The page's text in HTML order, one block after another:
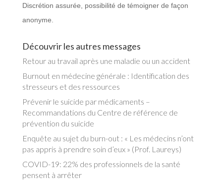
Discrétion assurée, possibilité de témoigner de façon
anonyme.
Découvrir les autres messages
Retour au travail après une maladie ou un accident
Burnout en médecine générale : Identification des
stresseurs et des ressources
Prévenir le suicide par médicaments –
Recommandations du Centre de référence de
prévention du suicide
Enquête au sujet du burn-out : « Les médecins n’ont
pas appris à prendre soin d’eux » (Prof. Laureys)
COVID-19: 22% des professionnels de la santé
pensent à arrêter